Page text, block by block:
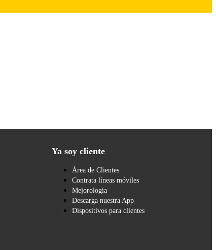
Ya soy cliente
Área de Clientes
Contrata líneas móviles
Mejorología
Descarga nuestra App
Dispositivos para clientes